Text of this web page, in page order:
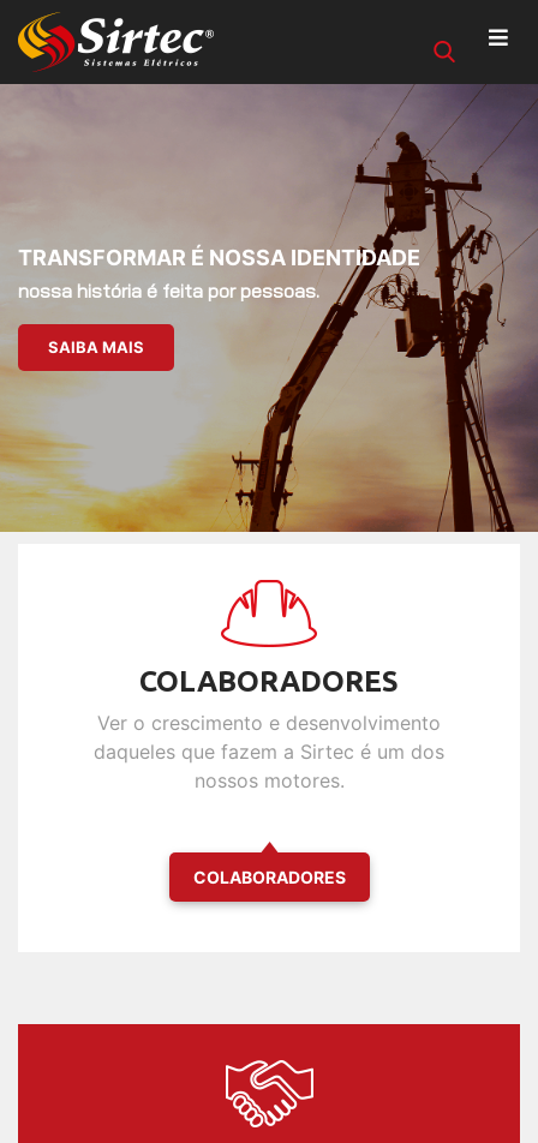
TRANSFORMAR É NOSSA IDENTIDADE
nossa história é feita por pessoas.
SAIBA MAIS
COLABORADORES
Ver o crescimento e desenvolvimento
daqueles que fazem a Sirtec é um dos
nossos motores.
COLABORADORES